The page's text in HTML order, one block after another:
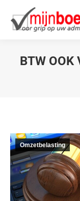
BTW OOK
Omzetbelasting